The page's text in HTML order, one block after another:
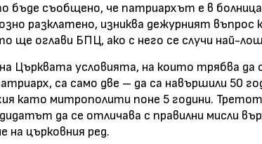
бъде съобщено, че патриархът е в
разклатено, изниква дежурният
ще оглави БПЦ, ако с него се случи най-
Църквата условията, на които трябва
са само две – да са навършили 50
като митрополити поне 5 години.
да се отличава с правилни мисли
на църковния ред.